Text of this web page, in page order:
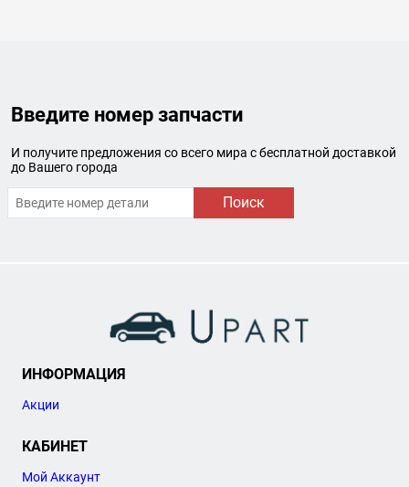
Введите номер запчасти
И получите предложения со всего мира с бесплатной доставкой
до Вашего города
Поиск
ИНФОРМАЦИЯ
Акции
КАБИНЕТ
Мой Аккаунт